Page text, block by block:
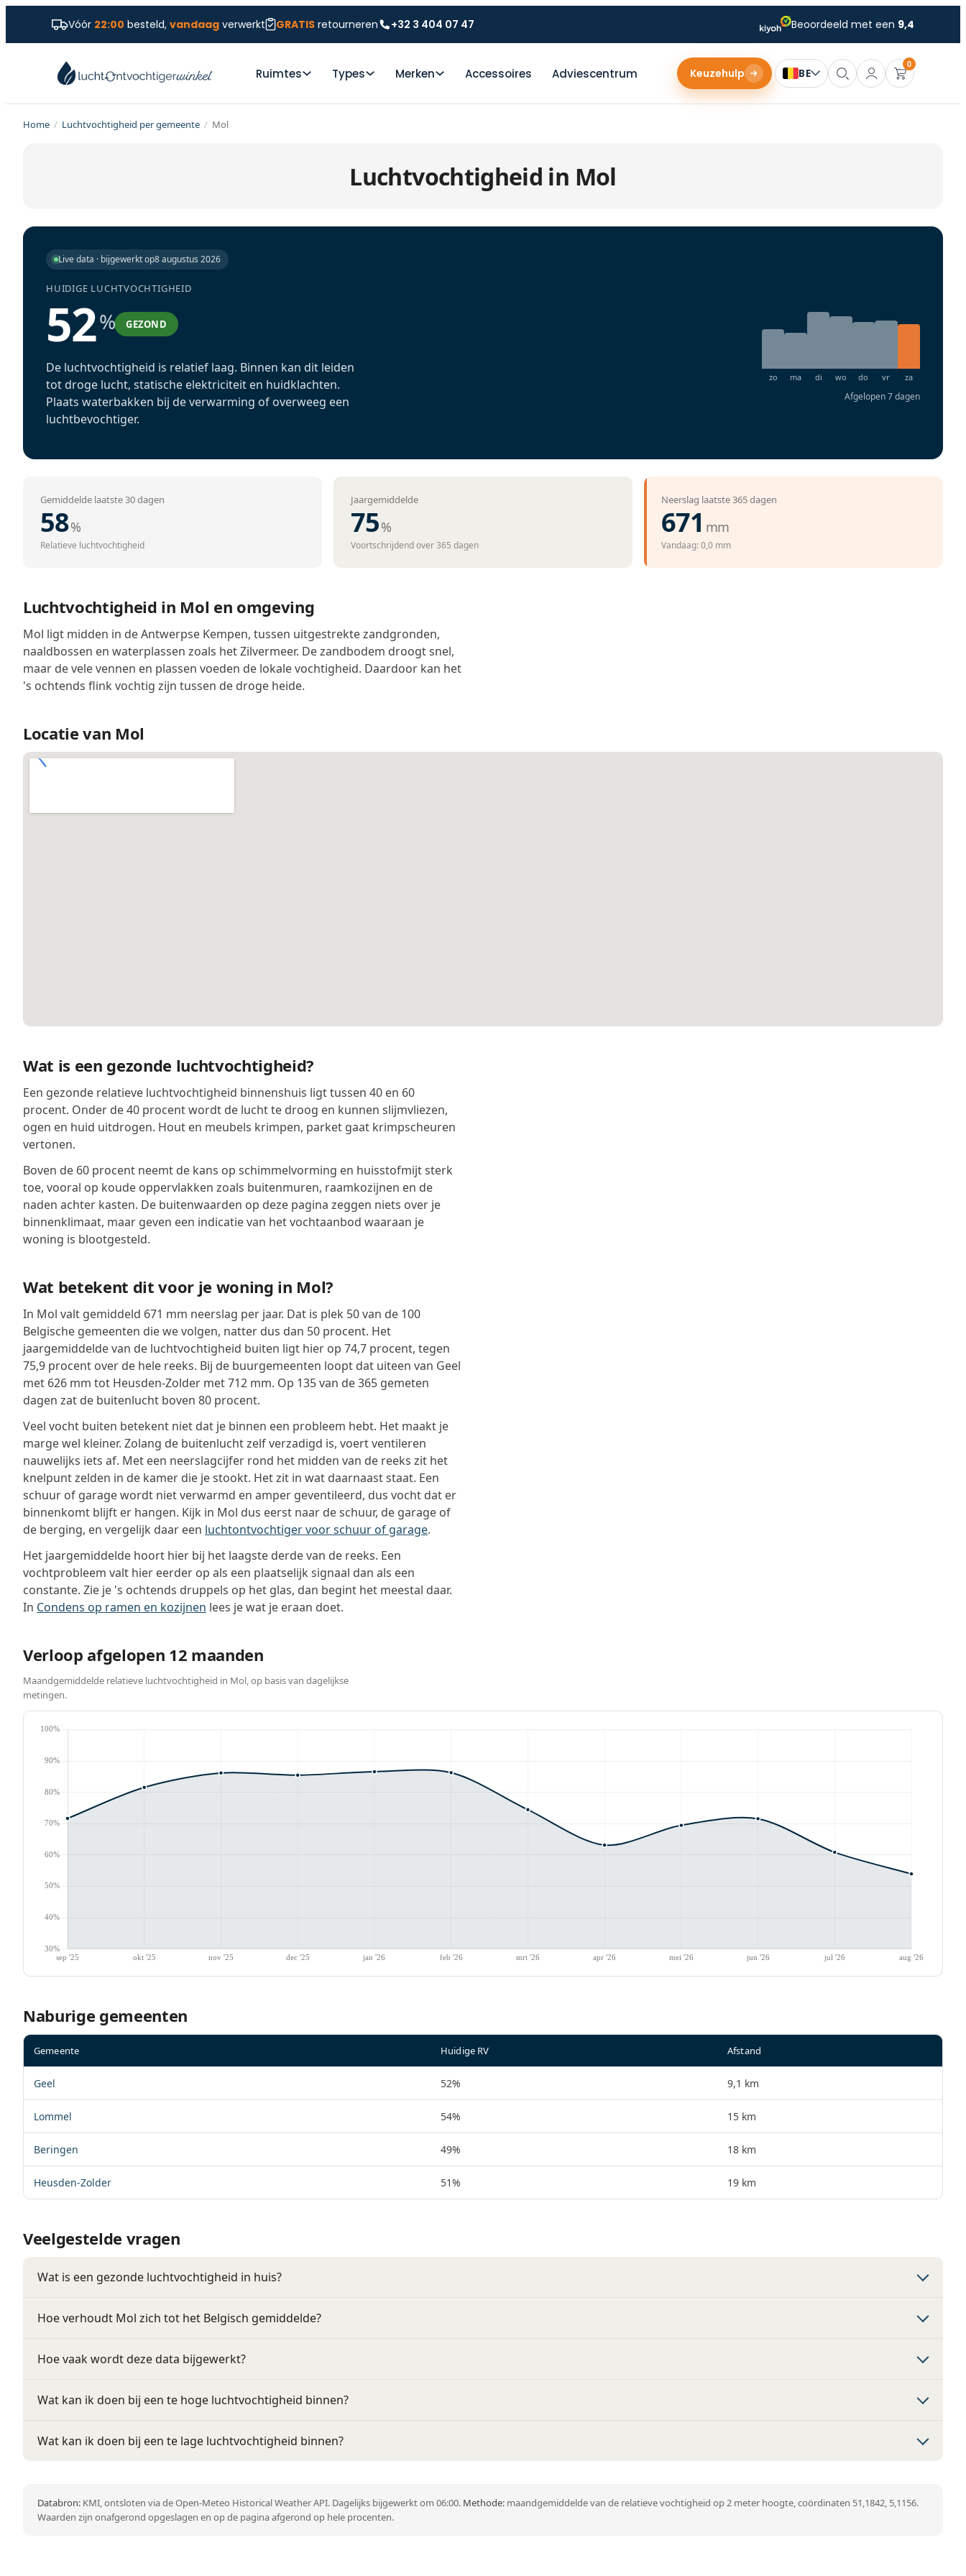
Vóór 22:00 besteld, vandaagverwerkt GRATISretourneren +32 3 404 07 47 Beoordeeld met een 9,4
Ruimtes Types Merken Accessoires Adviescentrum Keuzehulp BE
0
Home / Luchtvochtigheid per gemeente / Mol
Luchtvochtigheid in Mol
Live data · bijgewerkt op8 augustus 2026
HUIDIGE LUCHTVOCHTIGHEID
52% GEZOND
De luchtvochtigheid is relatief laag. Binnen kan dit leiden
tot droge lucht, statische elektriciteit en huidklachten.
Plaats waterbakken bij de verwarming of overweeg een
luchtbevochtiger.
Afgelopen 7 dagen
Gemiddelde laatste 30 dagen
58%
Relatieve luchtvochtigheid
Jaargemiddelde
75%
Voortschrijdend over 365 dagen
Neerslag laatste 365 dagen
671 mm
Vandaag: 0,0 mm
Luchtvochtigheid in Mol en omgeving
Mol ligt midden in de Antwerpse Kempen, tussen uitgestrekte zandgronden,
naaldbossen en waterplassen zoals het Zilvermeer. De zandbodem droogt snel,
maar de vele vennen en plassen voeden de lokale vochtigheid. Daardoor kan het
's ochtends flink vochtig zijn tussen de droge heide.
Locatie van Mol
Wat is een gezonde luchtvochtigheid?
Een gezonde relatieve luchtvochtigheid binnenshuis ligt tussen 40 en 60
procent. Onder de 40 procent wordt de lucht te droog en kunnen slijmvliezen,
ogen en huid uitdrogen. Hout en meubels krimpen, parket gaat krimpscheuren
vertonen.
Boven de 60 procent neemt de kans op schimmelvorming en huisstofmijt sterk
toe, vooral op koude oppervlakken zoals buitenmuren, raamkozijnen en de
naden achter kasten. De buitenwaarden op deze pagina zeggen niets over je
binnenklimaat, maar geven een indicatie van het vochtaanbod waaraan je
woning is blootgesteld.
Wat betekent dit voor je woning in Mol?
In Mol valt gemiddeld 671 mm neerslag per jaar. Dat is plek 50 van de 100
Belgische gemeenten die we volgen, natter dus dan 50 procent. Het
jaargemiddelde van de luchtvochtigheid buiten ligt hier op 74,7 procent, tegen
75,9 procent over de hele reeks. Bij de buurgemeenten loopt dat uiteen van Geel
met 626 mm tot Heusden-Zolder met 712 mm. Op 135 van de 365 gemeten
dagen zat de buitenlucht boven 80 procent.
Veel vocht buiten betekent niet dat je binnen een probleem hebt. Het maakt je
marge wel kleiner. Zolang de buitenlucht zelf verzadigd is, voert ventileren
nauwelijks iets af. Met een neerslagcijfer rond het midden van de reeks zit het
knelpunt zelden in de kamer die je stookt. Het zit in wat daarnaast staat. Een
schuur of garage wordt niet verwarmd en amper geventileerd, dus vocht dat er
binnenkomt blijft er hangen. Kijk in Mol dus eerst naar de schuur, de garage of
de berging, en vergelijk daar een luchtontvochtiger voor schuur of garage.
Het jaargemiddelde hoort hier bij het laagste derde van de reeks. Een
vochtprobleem valt hier eerder op als een plaatselijk signaal dan als een
constante. Zie je 's ochtends druppels op het glas, dan begint het meestal daar.
In Condens op ramen en kozijnen lees je wat je eraan doet.
Verloop afgelopen 12 maanden
Maandgemiddelde relatieve luchtvochtigheid in Mol, op basis van dagelijkse
metingen.
Naburige gemeenten
Gemeente Huidige RV Afstand
Geel 52% 9,1 km
Lommel 54% 15 km
Beringen 49% 18 km
Heusden-Zolder 51% 19 km
Veelgestelde vragen
Wat is een gezonde luchtvochtigheid in huis?
Hoe verhoudt Mol zich tot het Belgisch gemiddelde?
Hoe vaak wordt deze data bijgewerkt?
Wat kan ik doen bij een te hoge luchtvochtigheid binnen?
Wat kan ik doen bij een te lage luchtvochtigheid binnen?
Databron: KMI, ontsloten via de Open-Meteo Historical Weather API. Dagelijks bijgewerkt om 06:00. Methode: maandgemiddelde van de relatieve vochtigheid op 2 meter hoogte, coördinaten 51,1842, 5,1156.
Waarden zijn onafgerond opgeslagen en op de pagina afgerond op hele procenten.